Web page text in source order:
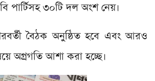
পার্টিসহ ৩০টি দল অংশ নেয়।
বৈঠক অনুষ্ঠিত হবে এবং আরও
অগ্রগতি আশা করা হচ্ছে।